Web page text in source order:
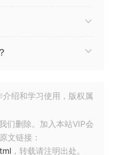
绍和学习使用，版权属
们删除。加入本站VIP会
文链接：
，转载请注明出处。